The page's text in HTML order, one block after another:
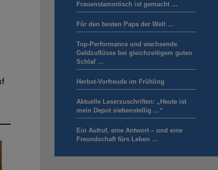
Frauenstammtisch ist gemacht …
Für den besten Papa der Welt …
Top-Performance und wachsende
Geldzuflüsse bei gleichzeitigem guten
Schlaf …
Herbst-Vorfreude im Frühling
Aktuelle Leserzuschriften: „Heute ist
mein Depot siebenstellig …“
Ein Aufruf, eine Antwort – und eine
Freundschaft fürs Leben …